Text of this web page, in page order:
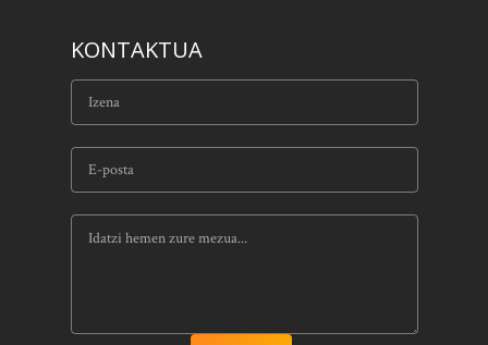
KONTAKTUA